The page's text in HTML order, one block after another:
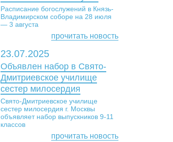
Расписание богослужений в Князь-
Владимирском соборе на 28 июля
— 3 августа
прочитать новость
23.07.2025
Объявлен набор в Свято-
Дмитриевское училище
сестер милосердия
Свято-Дмитриевское училище
сестер милосердия г. Москвы
объявляет набор выпускников 9-11
классов
прочитать новость